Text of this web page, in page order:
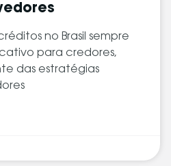
no Brasil sempre
para credores,
das estratégias